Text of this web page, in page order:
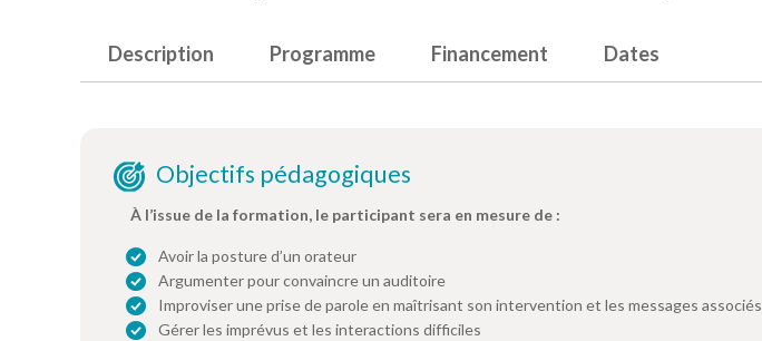
Description Programme Financement Dates
Objectifs pédagogiques
À l’issue de la formation, le participant sera en mesure de :
Avoir la posture d’un orateur
Argumenter pour convaincre un auditoire
Improviser une prise de parole en maîtrisant son intervention et les messages associés
Gérer les imprévus et les interactions difficiles